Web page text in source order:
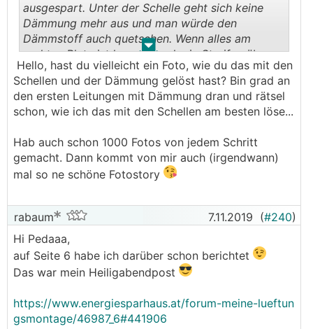
. .
ausgespart. Unter der Schelle geht sich keine
Dämmung mehr aus und man würde den
Dämmstoff auch quetschen. Wenn alles am
rechten Platz ist kommt noch ein Streifen über
die Schelle und wird ebenfalls mit dem
Kautschukband verklebt.
Hello, hast du vielleicht ein Foto, wie du das mit den
Schellen und der Dämmung gelöst hast? Bin grad an
den ersten Leitungen mit Dämmung dran und rätsel
schon, wie ich das mit den Schellen am besten löse...
Hab auch schon 1000 Fotos von jedem Schritt
gemacht. Dann kommt von mir auch (irgendwann)
mal so ne schöne Fotostory
rabaum 7.11.2019 (#240)
Hi Pedaaa,
auf Seite 6 habe ich darüber schon berichtet
Das war mein Heiligabendpost
https://www.energiesparhaus.at/forum-meine-lueftun
gsmontage/46987_6#441906